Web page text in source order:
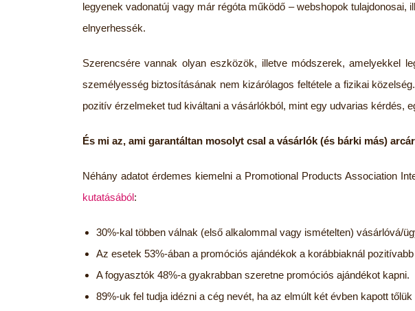
legyenek vadonatúj vagy már régóta működő – webshopok
elnyerhessék.
Szerencsére vannak olyan eszközök, illetve módszerek, amelyekkel
személyesség biztosításának nem kizárólagos feltétele a fizikai
pozitív érzelmeket tud kiváltani a vásárlókból, mint egy udvarias kérdés,
És mi az, ami garantáltan mosolyt csal a vásárlók (és bárki más)
Néhány adatot érdemes kiemelni a Promotional Products Association
kutatásából:
30%-kal többen válnak (első alkalommal vagy ismételten) vásárlóvá/
Az esetek 53%-ában a promóciós ajándékok a korábbiaknál
A fogyasztók 48%-a gyakrabban szeretne promóciós ajándékot kapni.
89%-uk fel tudja idézni a cég nevét, ha az elmúlt két évben kapott tőlük